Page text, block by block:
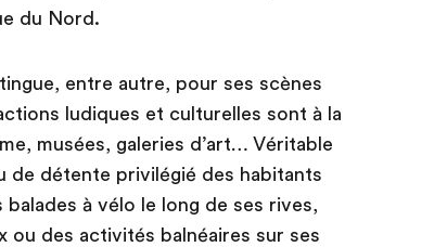
du Nord.
entre autre, pour ses scènes
ludiques et culturelles sont à la
musées, galeries d’art… Véritable
de détente privilégié des habitants
à vélo le long de ses rives,
ou des activités balnéaires sur ses